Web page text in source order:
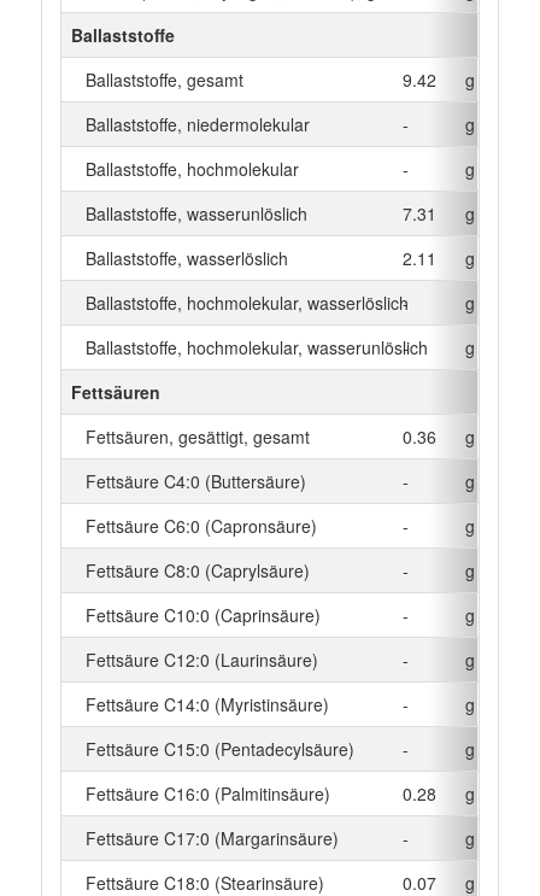
Ballaststoffe
Ballaststoffe, gesamt
9.42
g
Ballaststoffe, niedermolekular
-
g
Ballaststoffe, hochmolekular
-
g
Ballaststoffe, wasserunlöslich
7.31
g
Ballaststoffe, wasserlöslich
2.11
g
Ballaststoffe, hochmolekular, wasserlöslich
-
g
Ballaststoffe, hochmolekular, wasserunlöslich
-
g
Fettsäuren
Fettsäuren, gesättigt, gesamt
0.36
g
Fettsäure C4:0 (Buttersäure)
-
g
Fettsäure C6:0 (Capronsäure)
-
g
Fettsäure C8:0 (Caprylsäure)
-
g
Fettsäure C10:0 (Caprinsäure)
-
g
Fettsäure C12:0 (Laurinsäure)
-
g
Fettsäure C14:0 (Myristinsäure)
-
g
Fettsäure C15:0 (Pentadecylsäure)
-
g
Fettsäure C16:0 (Palmitinsäure)
0.28
g
Fettsäure C17:0 (Margarinsäure)
-
g
Fettsäure C18:0 (Stearinsäure)
0.07
g